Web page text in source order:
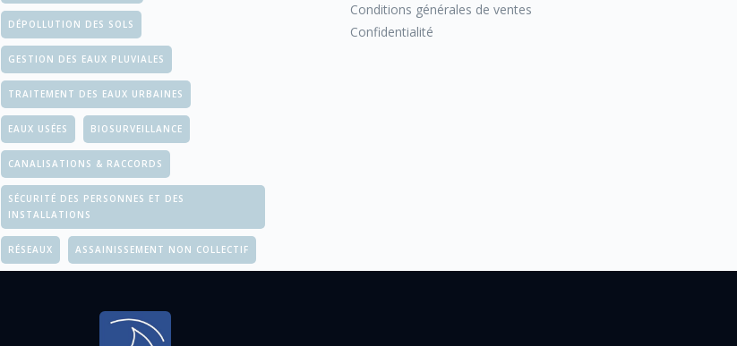
DÉPOLLUTION DES SOLS
GESTION DES EAUX PLUVIALES
TRAITEMENT DES EAUX URBAINES
EAUX USÉES BIOSURVEILLANCE
CANALISATIONS & RACCORDS
SÉCURITÉ DES PERSONNES ET DES
INSTALLATIONS
RÉSEAUX ASSAINISSEMENT NON COLLECTIF
Conditions générales de ventes
Confidentialité